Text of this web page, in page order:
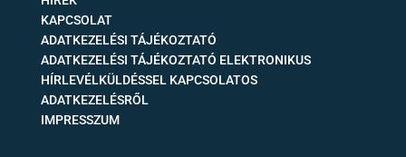
KAPCSOLAT
ADATKEZELÉSI TÁJÉKOZTATÓ
ADATKEZELÉSI TÁJÉKOZTATÓ ELEKTRONIKUS
HÍRLEVÉLKÜLDÉSSEL KAPCSOLATOS
ADATKEZELÉSRŐL
IMPRESSZUM